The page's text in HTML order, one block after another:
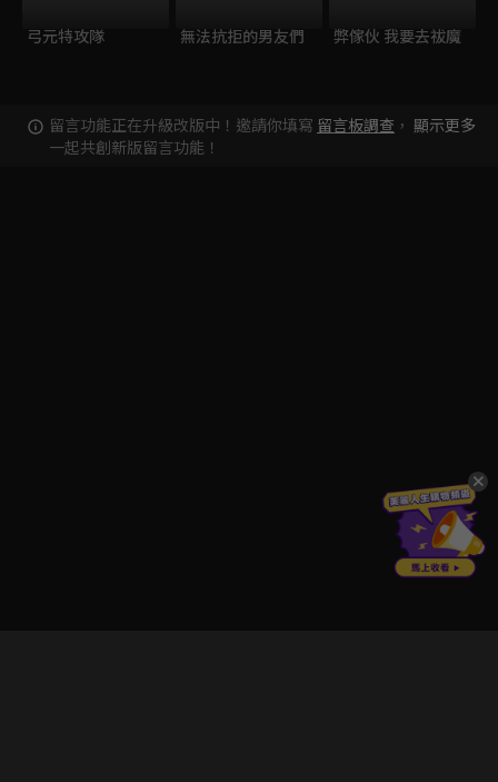
弓元特攻隊 無法抗拒的男友們 弊傢伙 我要去祓魔
留言功能正在升級改版中！邀請你填寫 留言板調查 ，
一起共創新版留言功能！
顯示更多